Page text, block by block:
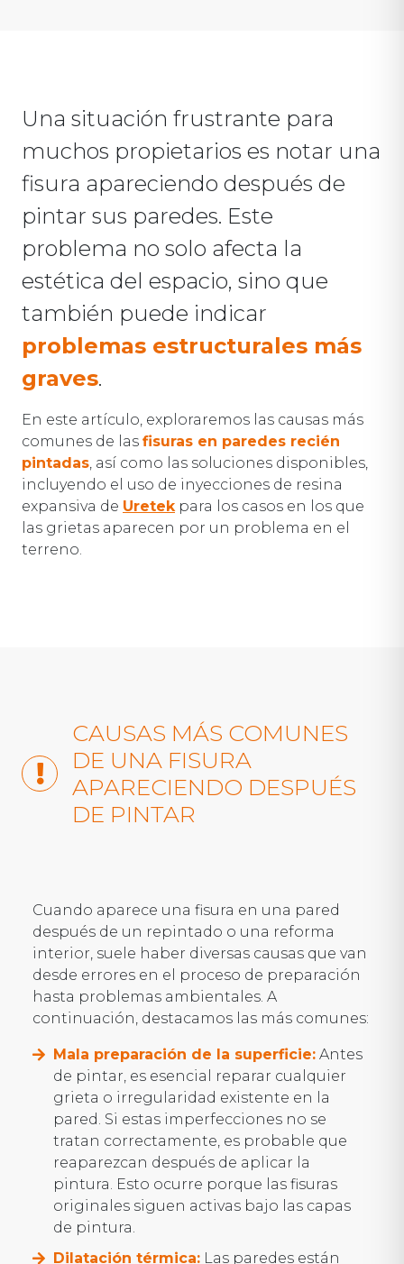
Una situación frustrante para
muchos propietarios es notar una
fisura apareciendo después de
pintar sus paredes. Este
problema no solo afecta la
estética del espacio, sino que
también puede indicar
problemas estructurales más
graves.
En este artículo, exploraremos las causas más
comunes de las fisuras en paredes recién
pintadas, así como las soluciones disponibles,
incluyendo el uso de inyecciones de resina
expansiva de Uretekpara los casos en los que
las grietas aparecen por un problema en el
terreno.
CAUSAS MÁS COMUNES
DE UNA FISURA
APARECIENDO DESPUÉS
DE PINTAR
Cuando aparece una fisura en una pared
después de un repintado o una reforma
interior, suele haber diversas causas que van
desde errores en el proceso de preparación
hasta problemas ambientales. A
continuación, destacamos las más comunes:
Mala preparación de la superficie: Antes
de pintar, es esencial reparar cualquier
grieta o irregularidad existente en la
pared. Si estas imperfecciones no se
tratan correctamente, es probable que
reaparezcan después de aplicar la
pintura. Esto ocurre porque las fisuras
originales siguen activas bajo las capas
de pintura.
Dilatación térmica: Las paredes están